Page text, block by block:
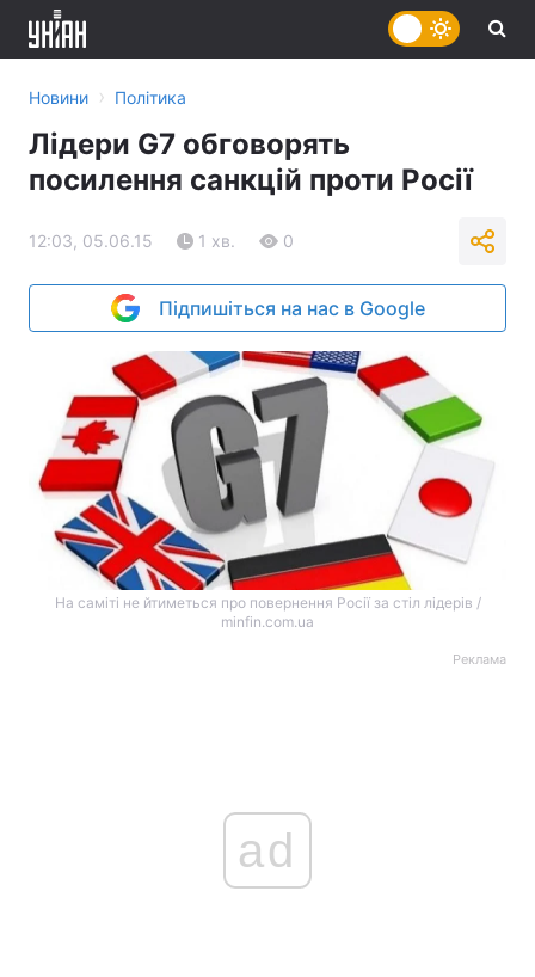
Новини › Політика
Лідери G7 обговорять
посилення санкцій проти Росії
12:03, 05.06.15 1 хв. 0
Підпишіться на нас в Google
На саміті не йтиметься про повернення Росії за стіл лідерів /
minfin.com.ua
Реклама
ad